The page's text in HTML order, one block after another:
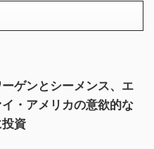
ゲンとシーメンス、エ
・アメリカの意欲的な
資